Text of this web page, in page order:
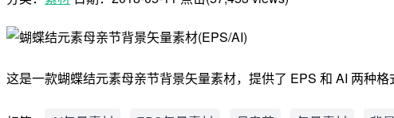
这是一款蝴蝶结元素母亲节背景矢量素材，提供了 EPS 和 AI 两种格